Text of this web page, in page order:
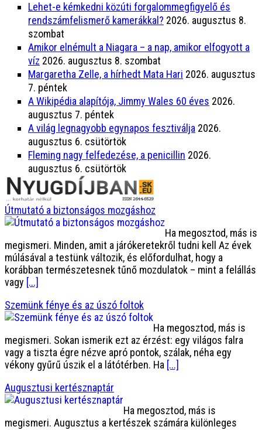
Lehet-e kémkedni közúti forgalommegfigyelő és
rendszámfelismerő kamerákkal? 2026. augusztus 8.
szombat
Amikor elnémult a Niagara – a nap, amikor elfogyott a
víz 2026. augusztus 8. szombat
Margaretha Zelle, a hírhedt Mata Hari 2026. augusztus
7. péntek
A Wikipédia alapítója, Jimmy Wales 60 éves 2026.
augusztus 7. péntek
A világ legnagyobb egynapos fesztiválja 2026.
augusztus 6. csütörtök
Fleming nagy felfedezése, a penicillin 2026.
augusztus 6. csütörtök
Útmutató a biztonságos mozgáshoz
Ha megosztod, más is
megismeri. Minden, amit a járókeretekről tudni kell Az évek
múlásával a testünk változik, és előfordulhat, hogy a
korábban természetesnek tűnő mozdulatok – mint a felállás
vagy [...]
Szemünk fénye és az úszó foltok
Ha megosztod, más is
megismeri. Sokan ismerik ezt az érzést: egy világos falra
vagy a tiszta égre nézve apró pontok, szálak, néha egy
vékony gyűrű úszik el a látótérben. Ha [...]
Augusztusi kertésznaptár
Ha megosztod, más is
megismeri. Augusztus a kertészek számára különleges